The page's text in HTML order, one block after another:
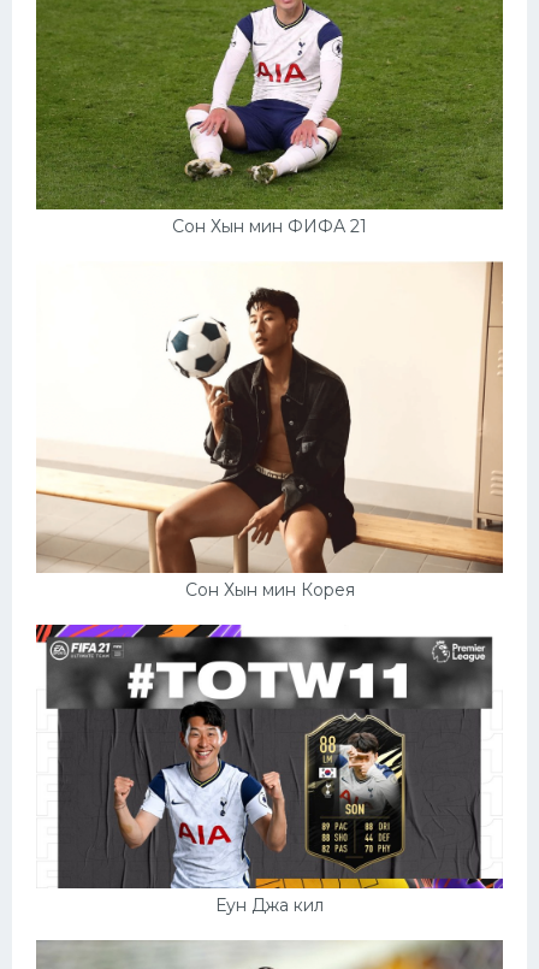
Сон Хын мин ФИФА 21
Сон Хын мин Корея
Еун Джа кил